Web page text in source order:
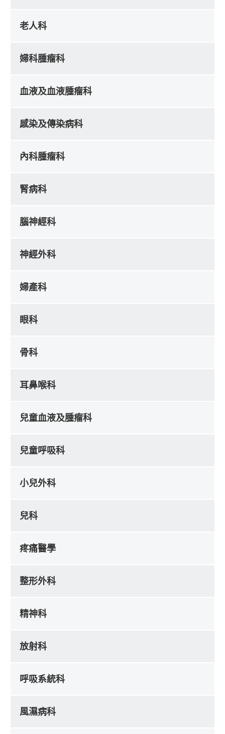
老人科
婦科腫瘤科
血液及血液腫瘤科
感染及傳染病科
內科腫瘤科
腎病科
腦神經科
神經外科
婦產科
眼科
骨科
耳鼻喉科
兒童血液及腫瘤科
兒童呼吸科
小兒外科
兒科
疼痛醫學
整形外科
精神科
放射科
呼吸系統科
風濕病科